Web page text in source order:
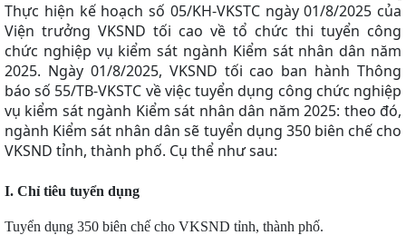
Thực hiện kế hoạch số 05/KH-VKSTC ngày 01/8/2025 của
Viện trưởng VKSND tối cao về tổ chức thi tuyển công
chức nghiệp vụ kiểm sát ngành Kiểm sát nhân dân năm
2025. Ngày 01/8/2025, VKSND tối cao ban hành Thông
báo số 55/TB-VKSTC về việc tuyển dụng công chức nghiệp
vụ kiểm sát ngành Kiểm sát nhân dân năm 2025: theo đó,
ngành Kiểm sát nhân dân sẽ tuyển dụng 350 biên chế cho
VKSND tỉnh, thành phố. Cụ thể như sau:
I. Chỉ tiêu tuyển dụng
Tuyển dụng 350 biên chế cho VKSND tỉnh, thành phố.